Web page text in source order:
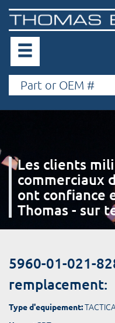
Les clients
commerciaux
ont confiance
Thomas - sur
5960-01-021-
remplacement:
Type d'equipement: